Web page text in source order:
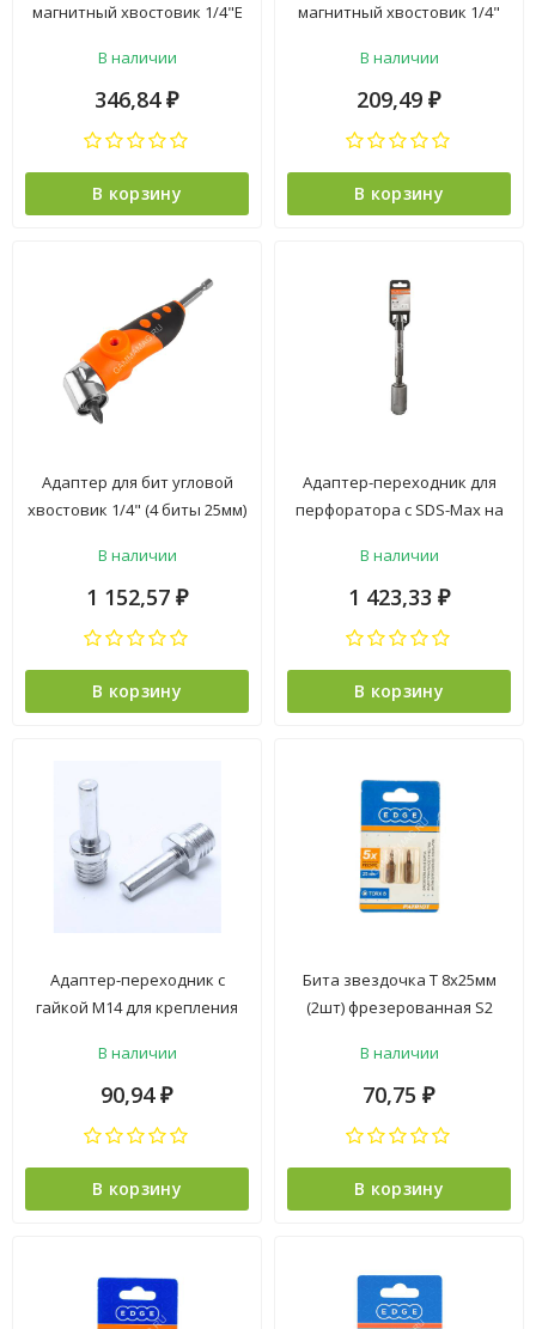
магнитный хвостовик 1/4"Е
*1/100
В наличии
346,84 ₽
В корзину
магнитный хвостовик 1/4"
*1/25
В наличии
209,49 ₽
В корзину
Адаптер для бит угловой
хвостовик 1/4" (4 биты 25мм)
В наличии
1 152,57 ₽
В корзину
Адаптер-переходник для
перфоратора с SDS-Max на
STURM *1/5/25
В наличии
1 423,33 ₽
В корзину
Адаптер-переходник с
гайкой М14 для крепления
*1/50/400**
В наличии
90,94 ₽
В корзину
Бита звездочка Т 8х25мм
(2шт) фрезерованная S2
PATRIOT *1/20
В наличии
70,75 ₽
В корзину